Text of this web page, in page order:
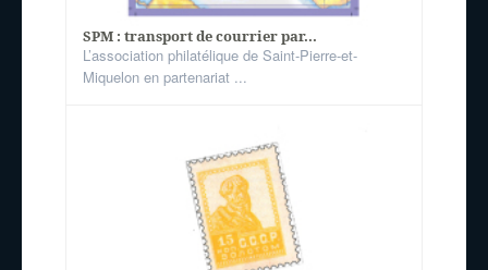
SPM : transport de courrier par...
L’association philatélique de Saint-Pierre-et-
Miquelon en partenariat ...